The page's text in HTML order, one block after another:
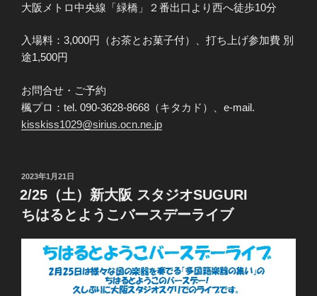
大阪メトロ中央線「緑橋」２番出口より西へ徒歩10分
入場料：3,000円（お茶とお菓子付）、打ち上げ参加費 別
途1,500円
お問合せ・ご予約
楓プロ：tel. 090-3628-8668（キタカド）、e-mail.
kisskiss1029@sirius.ocn.ne.jp
投
稿
日:
2023年1月21日
2/25（土）新大阪 スタジオSUGURI
ちはるとようこバースデーライブ